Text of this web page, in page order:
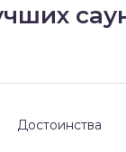
Достоинства